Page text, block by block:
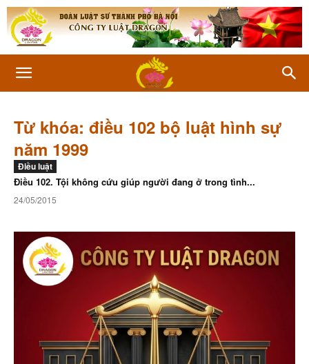
Từ khóa: điều 102 bộ luật hình sự
năm 1999
Điều luật
Điều 102. Tội không cứu giúp người đang ở trong tình...
24/05/2015